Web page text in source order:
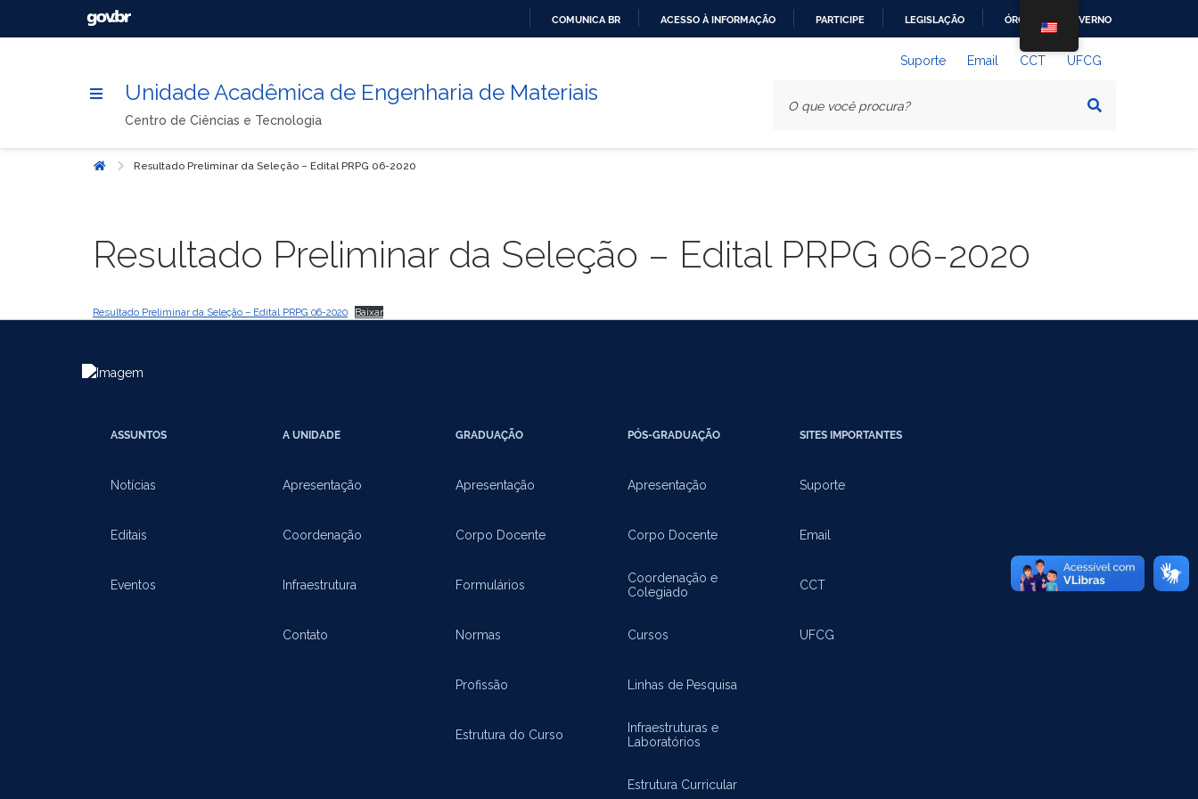
COMUNICA BR ACESSO À INFORMAÇÃO PARTICIPE LEGISLAÇÃO ÓRGÃOS DO GOVERNO
Suporte Email CCT UFCG
Unidade Acadêmica de Engenharia de Materiais
Centro de Ciências e Tecnologia
Início Resultado Preliminar da Seleção – Edital PRPG 06-2020
Resultado Preliminar da Seleção – Edital PRPG 06-2020
Resultado Preliminar da Seleção – Edital PRPG 06-2020 Baixar
ASSUNTOS
Notícias
Editais
Eventos
A UNIDADE
Apresentação
Coordenação
Infraestrutura
Contato
GRADUAÇÃO
Apresentação
Corpo Docente
Formulários
Normas
Profissão
Estrutura do Curso
PÓS-GRADUAÇÃO
Apresentação
Corpo Docente
Coordenação e
Colegiado
Cursos
Linhas de Pesquisa
Infraestruturas e
Laboratórios
Estrutura Curricular
SITES IMPORTANTES
Suporte
Email
CCT
UFCG